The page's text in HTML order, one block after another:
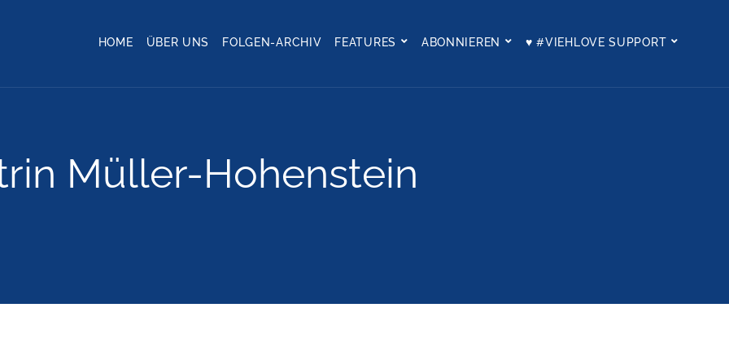
HOME ÜBER UNS FOLGEN-ARCHIV FEATURES ABONNIEREN ♥ #VIEHLOVE SUPPORT
Müller-Hohenstein